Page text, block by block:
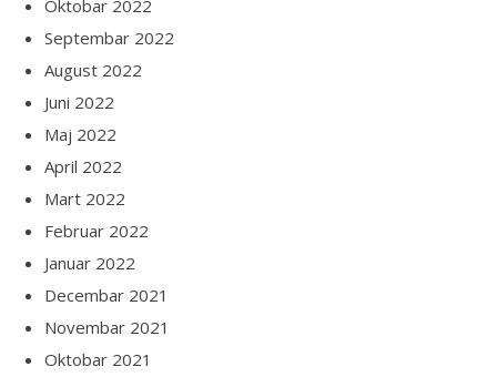
Oktobar 2022
Septembar 2022
August 2022
Juni 2022
Maj 2022
April 2022
Mart 2022
Februar 2022
Januar 2022
Decembar 2021
Novembar 2021
Oktobar 2021